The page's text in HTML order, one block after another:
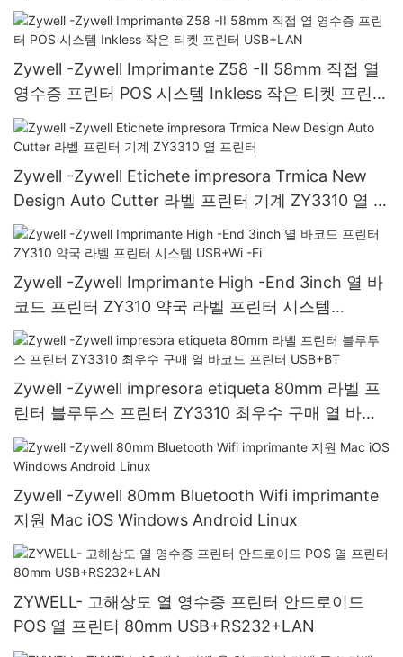
터 USB+RS232+LAN
Zywell -Zywell Imprimante Z58 -II 58mm 직접 열
영수증 프린터 POS 시스템 Inkless 작은 티켓 프린터
USB+LAN
Zywell -Zywell Etichete impresora Trmica New
Design Auto Cutter 라벨 프린터 기계 ZY3310 열 프
린터
Zywell -Zywell Imprimante High -End 3inch 열 바
코드 프린터 ZY310 약국 라벨 프린터 시스템
USB+Wi -Fi
Zywell -Zywell impresora etiqueta 80mm 라벨 프
린터 블루투스 프린터 ZY3310 최우수 구매 열 바코
드 프린터 USB+BT
Zywell -Zywell 80mm Bluetooth Wifi imprimante
지원 Mac iOS Windows Android Linux
ZYWELL- 고해상도 열 영수증 프린터 안드로이드
POS 열 프린터 80mm USB+RS232+LAN